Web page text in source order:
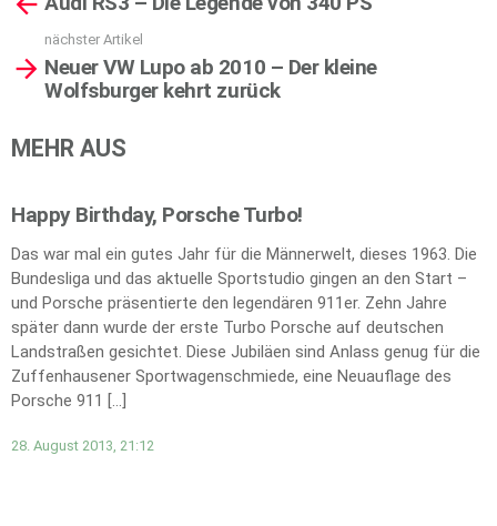
nächster Artikel
Neuer VW Lupo ab 2010 – Der kleine
Wolfsburger kehrt zurück
MEHR AUS
Happy Birthday, Porsche Turbo!
Das war mal ein gutes Jahr für die Männerwelt, dieses 1963. Die
Bundesliga und das aktuelle Sportstudio gingen an den Start –
und Porsche präsentierte den legendären 911er. Zehn Jahre
später dann wurde der erste Turbo Porsche auf deutschen
Landstraßen gesichtet. Diese Jubiläen sind Anlass genug für die
Zuffenhausener Sportwagenschmiede, eine Neuauflage des
Porsche 911 […]
28. August 2013, 21:12